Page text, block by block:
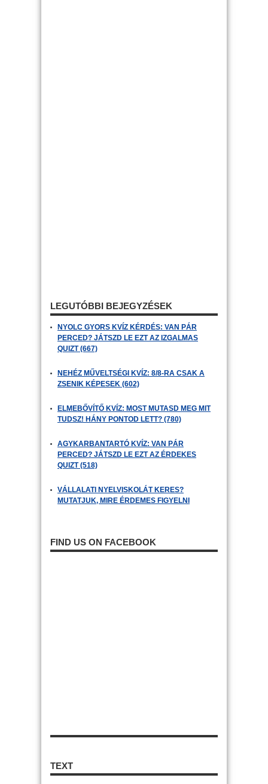
LEGUTÓBBI BEJEGYZÉSEK
NYOLC GYORS KVÍZ KÉRDÉS: VAN PÁR
PERCED? JÁTSZD LE EZT AZ IZGALMAS
QUIZT (667)
NEHÉZ MŰVELTSÉGI KVÍZ: 8/8-RA CSAK A
ZSENIK KÉPESEK (602)
ELMEBŐVÍTŐ KVÍZ: MOST MUTASD MEG MIT
TUDSZ! HÁNY PONTOD LETT? (780)
AGYKARBANTARTÓ KVÍZ: VAN PÁR
PERCED? JÁTSZD LE EZT AZ ÉRDEKES
QUIZT (518)
VÁLLALATI NYELVISKOLÁT KERES?
MUTATJUK, MIRE ÉRDEMES FIGYELNI
FIND US ON FACEBOOK
TEXT